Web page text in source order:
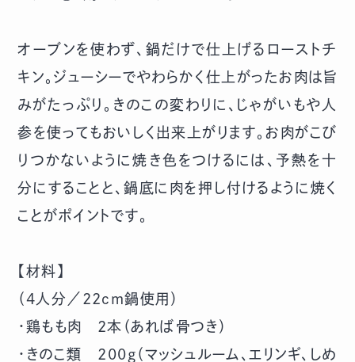
オーブンを使わず、鍋だけで仕上げるローストチ
キン。ジューシーでやわらかく仕上がったお肉は旨
みがたっぷり。きのこの変わりに、じゃがいもや人
参を使ってもおいしく出来上がります。お肉がこび
りつかないように焼き色をつけるには、予熱を十
分にすることと、鍋底に肉を押し付けるように焼く
ことがポイントです。
【材料】
（4人分／22cm鍋使用）
・鶏もも肉 2本（あれば骨つき）
・きのこ類 200g（マッシュルーム、エリンギ、しめ